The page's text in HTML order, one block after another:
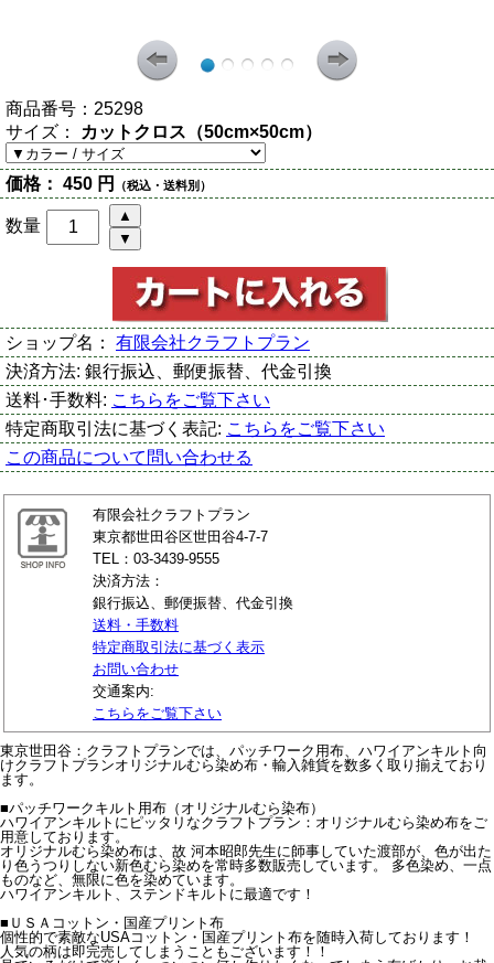
商品番号： 25298
サイズ： カットクロス（50cm×50cm）
価格： 450 円 （税込・送料別）
数量
ショップ名： 有限会社クラフトプラン
決済方法: 銀行振込、郵便振替、代金引換
送料･手数料: こちらをご覧下さい
特定商取引法に基づく表記: こちらをご覧下さい
この商品について問い合わせる
有限会社クラフトプラン
東京都世田谷区世田谷4-7-7
TEL：03-3439-9555
決済方法：
銀行振込、郵便振替、代金引換
送料・手数料
特定商取引法に基づく表示
お問い合わせ
交通案内:
こちらをご覧下さい
東京世田谷：クラフトプランでは、パッチワーク用布、ハワイアンキルト向
けクラフトプランオリジナルむら染め布・輸入雑貨を数多く取り揃えており
ます。
■パッチワークキルト用布（オリジナルむら染布）
ハワイアンキルトにピッタリなクラフトプラン：オリジナルむら染め布をご
用意しております。
オリジナルむら染め布は、故 河本昭郎先生に師事していた渡部が、色が出た
り色うつりしない新色むら染めを常時多数販売しています。 多色染め、一点
ものなど、無限に色を染めています。
ハワイアンキルト、ステンドキルトに最適です！
■ＵＳＡコットン・国産プリント布
個性的で素敵なUSAコットン・国産プリント布を随時入荷しております！
人気の柄は即完売してしまうこともございます！！